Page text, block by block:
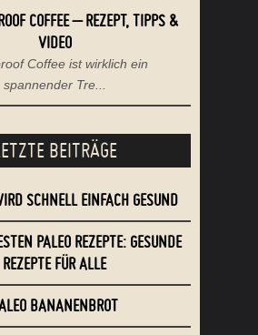
COFFEE – REZEPT, TIPPS &
VIDEO
Coffee ist wirklich ein
spannender Tre...
BEITRÄGE
SCHNELL EINFACH GESUND
PALEO REZEPTE: GESUNDE
REZEPTE FÜR ALLE
BANANENBROT